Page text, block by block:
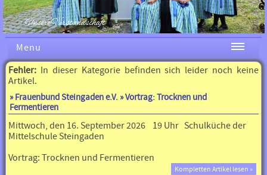
Unsere Vorstandschaft
Menu
Fehler: In dieser Kategorie befinden sich leider noch keine
Artikel.
»Frauenbund Steingaden e.V. » Vortrag: Trocknen und
Fermentieren
Mittwoch, den 16. September 2026 19 Uhr Schulküche der
Mittelschule Steingaden
Vortrag: Trocknen und Fermentieren
Kompletten Artikel lesen »